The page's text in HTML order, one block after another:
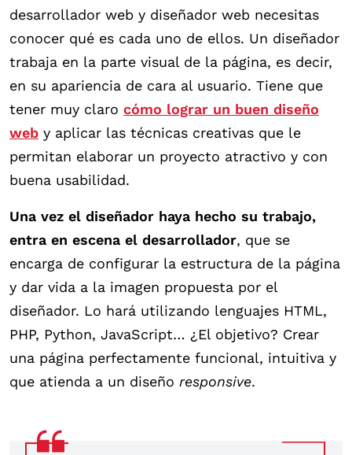
desarrollador web y diseñador web necesitas
conocer qué es cada uno de ellos. Un diseñador
trabaja en la parte visual de la página, es decir,
en su apariencia de cara al usuario. Tiene que
tener muy claro cómo lograr un buen diseño
web y aplicar las técnicas creativas que le
permitan elaborar un proyecto atractivo y con
buena usabilidad.
Una vez el diseñador haya hecho su trabajo,
entra en escena el desarrollador, que se
encarga de configurar la estructura de la página
y dar vida a la imagen propuesta por el
diseñador. Lo hará utilizando lenguajes HTML,
PHP, Python, JavaScript… ¿El objetivo? Crear
una página perfectamente funcional, intuitiva y
que atienda a un diseño responsive.